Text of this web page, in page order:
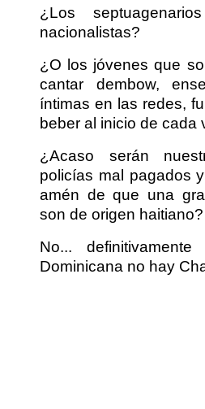
¿Los
nacionalistas?
¿O los jóvenes que
cantar dembow,
íntimas en las redes,
beber al inicio de cada
¿Acaso serán
policías mal pagados
amén de que una
son de origen haitiano?
No...
Dominicana no hay